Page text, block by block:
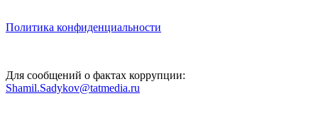
Политика конфиденциальности
Для сообщений о фактах коррупции:
Shamil.Sadykov@tatmedia.ru